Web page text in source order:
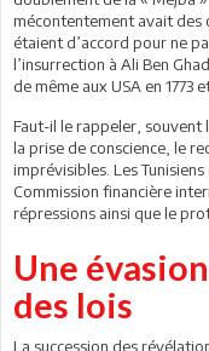
mécontentement avait des
étaient d’accord pour ne
l’insurrection à Ali Ben
de même aux USA en 1773
Faut-il le rappeler, souvent
la prise de conscience, le
imprévisibles. Les
Commission financière
répressions ainsi que le
Une
des lois
La succession des